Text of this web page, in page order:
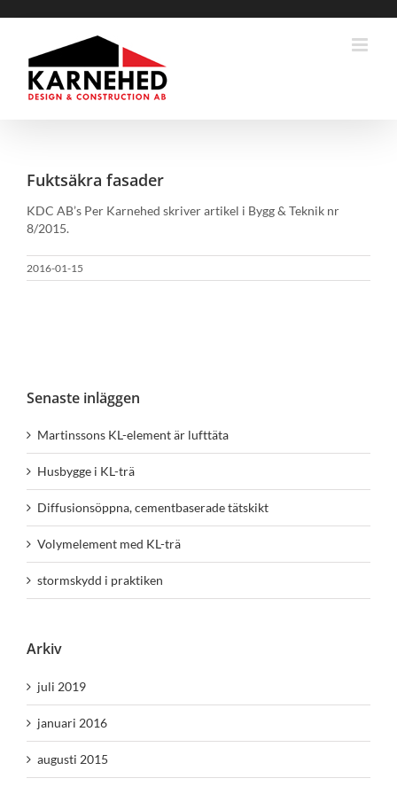
Fuktsäkra fasader
KDC AB’s Per Karnehed skriver artikel i Bygg & Teknik nr
8/2015.
2016-01-15
Senaste inläggen
Martinssons KL-element är lufttäta
Husbygge i KL-trä
Diffusionsöppna, cementbaserade tätskikt
Volymelement med KL-trä
stormskydd i praktiken
Arkiv
juli 2019
januari 2016
augusti 2015